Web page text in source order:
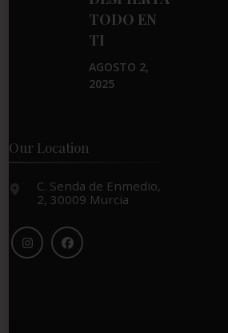
TODO EN
TI
AGOSTO 2,
2025
Our Location
C. Senda de Enmedio,
2, 30009 Murcia